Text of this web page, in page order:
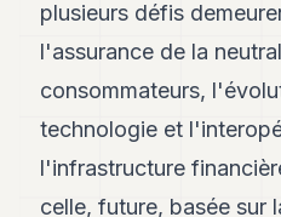
plusieurs défis
l'assurance de la
consommateurs,
technologie et
l'infrastructure
celle, future, basée sur